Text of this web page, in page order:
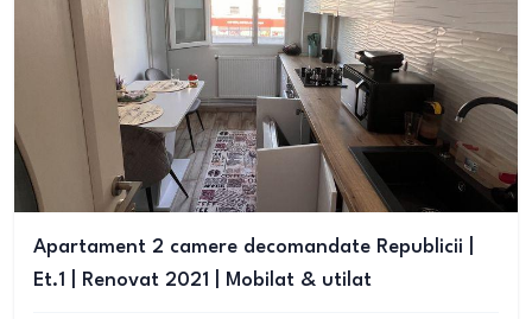
Apartament 2 camere decomandate Republicii |
Et.1 | Renovat 2021 | Mobilat & utilat